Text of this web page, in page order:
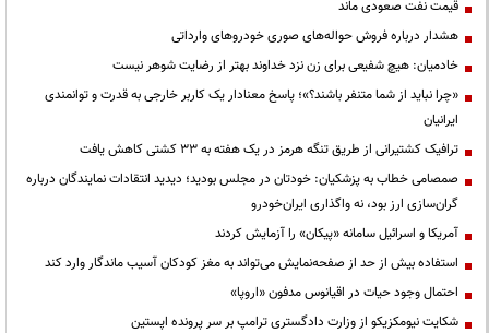
قیمت نفت صعودی ماند
هشدار درباره فروش حواله‌های صوری خودروهای وارداتی
خادمیان: هیچ شفیعی برای زن نزد خداوند بهتر از رضایت شوهر نیست
«چرا نباید از شما متنفر باشند؟»؛ پاسخ معنادار یک کاربر خارجی به قدرت و توانمندی
ایرانیان
ترافیک کشتیرانی از طریق تنگه هرمز در یک هفته به ۳۳ کشتی کاهش یافت
صمصامی خطاب به پزشکیان: خودتان در مجلس بودید؛ دیدید انتقادات نمایندگان درباره
گران‌سازی ارز بود، نه واگذاری ایران‌خودرو
آمریکا و اسرائیل سامانه «پیکان» را آزمایش کردند
استفاده بیش از حد از صفحه‌نمایش می‌تواند به مغز کودکان آسیب ماندگار وارد کند
احتمال وجود حیات در اقیانوس مدفون «اروپا»
شکایت نیومکزیکو از وزارت دادگستری ترامپ بر سر پرونده اپستین